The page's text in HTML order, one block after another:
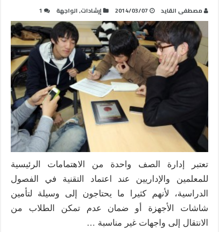
مصطفى القايد 2014/03/07 إرشادات,الواجهة 1
تعتبر إدارة الصف واحدة من الاهتمامات الرئيسية
للمعلمين والإداريين عند اعتماد التقنية في الفصول
الدراسية، لأنهم كثيرا ما يحتاجون إلى وسيلة لتأمين
شاشات الأجهزة أو ضمان عدم تمكن الطلاب من
الانتقال إلى واجهات غير مناسبة …